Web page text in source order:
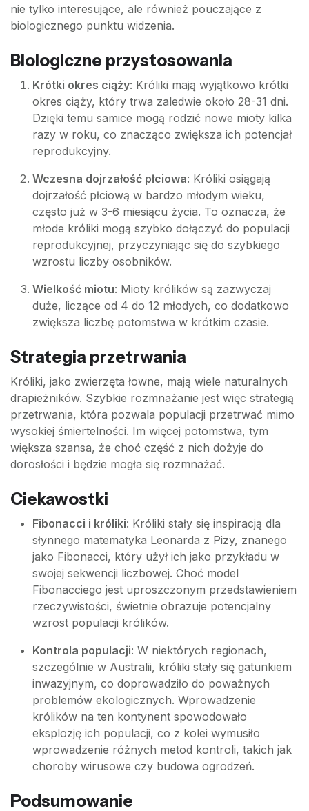
nie tylko interesujące, ale również pouczające z
biologicznego punktu widzenia.
Biologiczne przystosowania
Krótki okres ciąży: Króliki mają wyjątkowo krótki
okres ciąży, który trwa zaledwie około 28-31 dni.
Dzięki temu samice mogą rodzić nowe mioty kilka
razy w roku, co znacząco zwiększa ich potencjał
reprodukcyjny.
Wczesna dojrzałość płciowa: Króliki osiągają
dojrzałość płciową w bardzo młodym wieku,
często już w 3-6 miesiącu życia. To oznacza, że
młode króliki mogą szybko dołączyć do populacji
reprodukcyjnej, przyczyniając się do szybkiego
wzrostu liczby osobników.
Wielkość miotu: Mioty królików są zazwyczaj
duże, liczące od 4 do 12 młodych, co dodatkowo
zwiększa liczbę potomstwa w krótkim czasie.
Strategia przetrwania
Króliki, jako zwierzęta łowne, mają wiele naturalnych
drapieżników. Szybkie rozmnażanie jest więc strategią
przetrwania, która pozwala populacji przetrwać mimo
wysokiej śmiertelności. Im więcej potomstwa, tym
większa szansa, że choć część z nich dożyje do
dorosłości i będzie mogła się rozmnażać.
Ciekawostki
Fibonacci i króliki: Króliki stały się inspiracją dla
słynnego matematyka Leonarda z Pizy, znanego
jako Fibonacci, który użył ich jako przykładu w
swojej sekwencji liczbowej. Choć model
Fibonacciego jest uproszczonym przedstawieniem
rzeczywistości, świetnie obrazuje potencjalny
wzrost populacji królików.
Kontrola populacji: W niektórych regionach,
szczególnie w Australii, króliki stały się gatunkiem
inwazyjnym, co doprowadziło do poważnych
problemów ekologicznych. Wprowadzenie
królików na ten kontynent spowodowało
eksplozję ich populacji, co z kolei wymusiło
wprowadzenie różnych metod kontroli, takich jak
choroby wirusowe czy budowa ogrodzeń.
Podsumowanie